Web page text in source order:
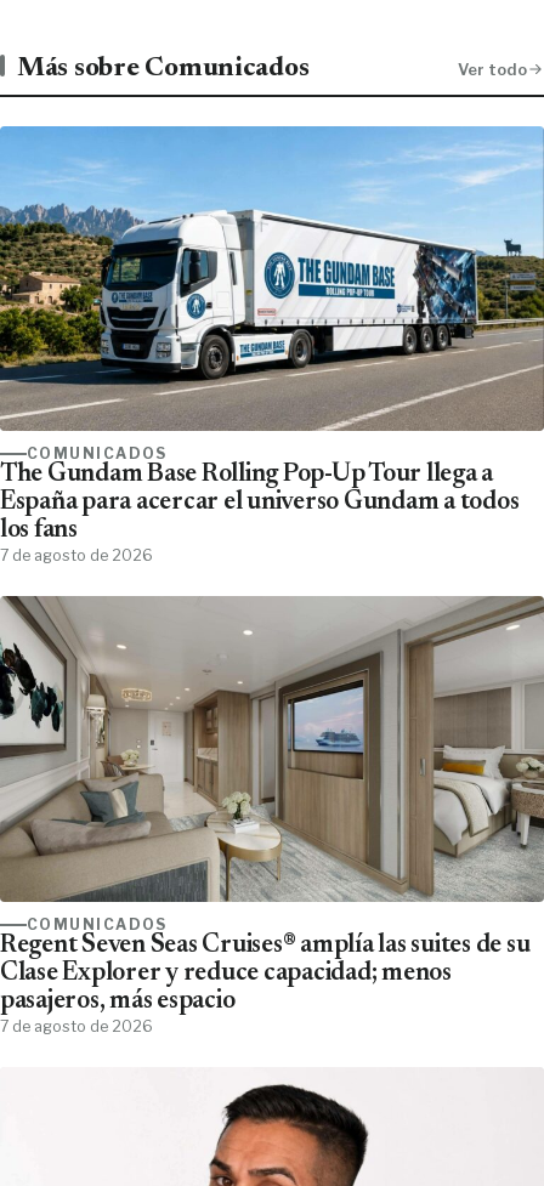
Más sobre Comunicados Ver todo
COMUNICADOS
The Gundam Base Rolling Pop-Up Tour llega a
España para acercar el universo Gundam a todos
los fans
7 de agosto de 2026
COMUNICADOS
Regent Seven Seas Cruises® amplía las suites de su
Clase Explorer y reduce capacidad; menos
pasajeros, más espacio
7 de agosto de 2026